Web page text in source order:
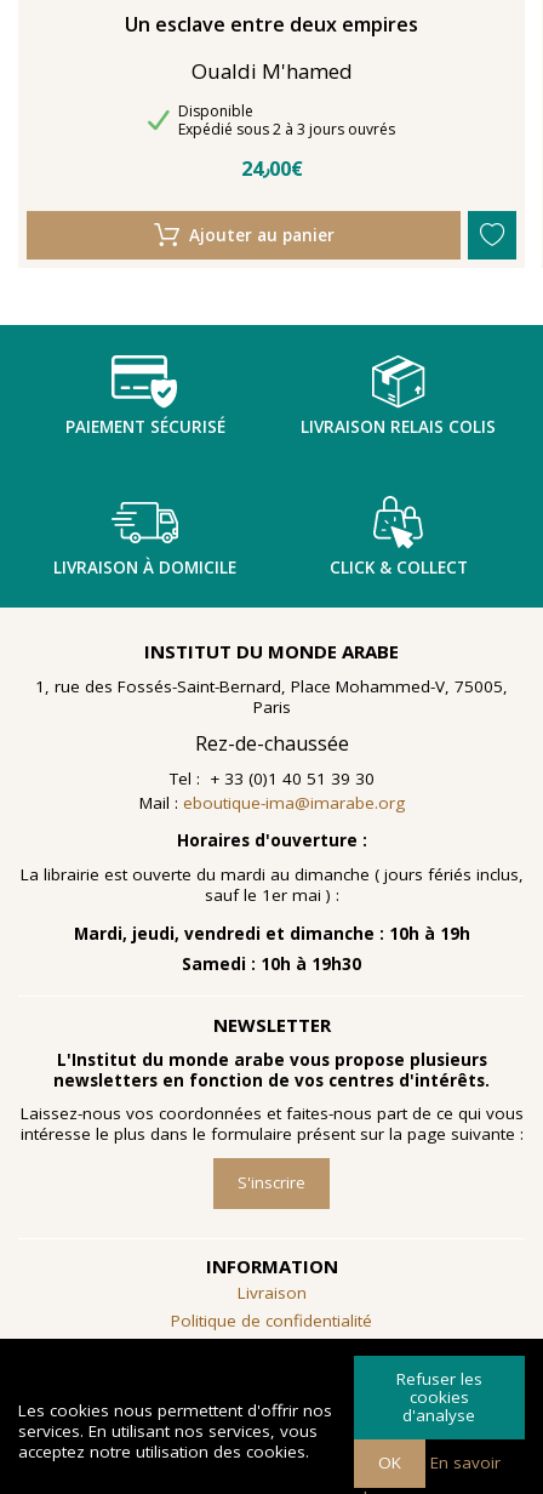
Un esclave entre deux empires
Oualdi M'hamed
Disponibilité
Disponible
Délais de livraison
Expédié sous 2 à 3 jours ouvrés
24٫00€
Ajouter au panier
PAIEMENT SÉCURISÉ LIVRAISON RELAIS COLIS
LIVRAISON À DOMICILE CLICK & COLLECT
INSTITUT DU MONDE ARABE
1, rue des Fossés-Saint-Bernard, Place Mohammed-V, 75005,
Paris
Rez-de-chaussée
Tel : + 33 (0)1 40 51 39 30
Mail : eboutique-ima@imarabe.org
Horaires d'ouverture :
La librairie est ouverte du mardi au dimanche ( jours fériés inclus,
sauf le 1er mai ) :
Mardi, jeudi, vendredi et dimanche : 10h à 19h
Samedi : 10h à 19h30
NEWSLETTER
L'Institut du monde arabe vous propose plusieurs
newsletters en fonction de vos centres d'intérêts.
Laissez-nous vos coordonnées et faites-nous part de ce qui vous
intéresse le plus dans le formulaire présent sur la page suivante :
S'inscrire
INFORMATION
Livraison
Politique de confidentialité
Les cookies nous permettent d'offrir nos
services. En utilisant nos services, vous
acceptez notre utilisation des cookies.
Refuser les
cookies
d'analyse
OK
En savoir